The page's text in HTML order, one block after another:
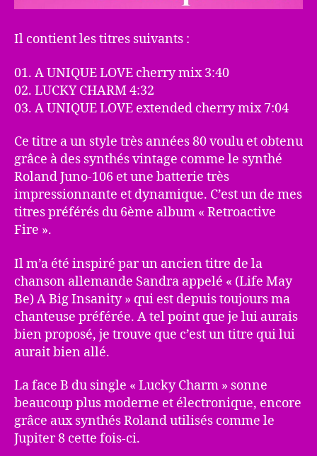
Il contient les titres suivants :
01. A UNIQUE LOVE cherry mix 3:40
02. LUCKY CHARM 4:32
03. A UNIQUE LOVE extended cherry mix 7:04
Ce titre a un style très années 80 voulu et obtenu
grâce à des synthés vintage comme le synthé
Roland Juno-106 et une batterie très
impressionnante et dynamique. C’est un de mes
titres préférés du 6ème album « Retroactive
Fire ».
Il m’a été inspiré par un ancien titre de la
chanson allemande Sandra appelé « (Life May
Be) A Big Insanity » qui est depuis toujours ma
chanteuse préférée. A tel point que je lui aurais
bien proposé, je trouve que c’est un titre qui lui
aurait bien allé.
La face B du single « Lucky Charm » sonne
beaucoup plus moderne et électronique, encore
grâce aux synthés Roland utilisés comme le
Jupiter 8 cette fois-ci.